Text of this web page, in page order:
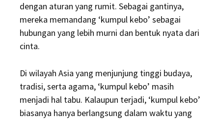
dengan aturan yang rumit. Sebagai gantinya,
mereka memandang ‘kumpul kebo’ sebagai
hubungan yang lebih murni dan bentuk nyata dari
cinta.
Di wilayah Asia yang menjunjung tinggi budaya,
tradisi, serta agama, ‘kumpul kebo’ masih
menjadi hal tabu. Kalaupun terjadi, ‘kumpul kebo’
biasanya hanya berlangsung dalam waktu yang